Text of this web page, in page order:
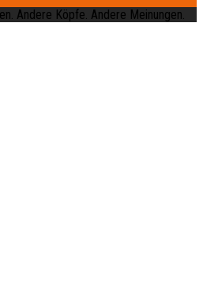
Andere Köpfe. Andere Meinungen.